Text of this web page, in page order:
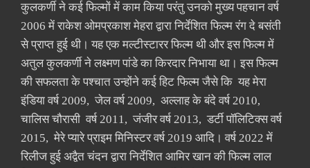
कुलकर्णी ने कई फिल्मों में काम किया परंतु उनको मुख्य पहचान वर्ष
2006 में राकेश ओमप्रकाश मेहरा द्वारा निर्देशित फिल्म रंग दे बसंती
से प्राप्त हुई थी। यह एक मल्टीस्टारर फिल्म थी और इस फिल्म में
अतुल कुलकर्णी ने लक्ष्मण पांडे का किरदार निभाया था। इस फिल्म
की सफलता के पश्चात उन्होंने कई हिट फिल्म जैसे कि यह मेरा
इंडिया वर्ष 2009, जेल वर्ष 2009, अल्लाह के बंदे वर्ष 2010,
चालिस चौरासी वर्ष 2011, जंजीर वर्ष 2013, डर्टी पॉलिटिक्स वर्ष
2015, मेरे प्यारे प्राइम मिनिस्टर वर्ष 2019 आदि। वर्ष 2022 में
रिलीज हुई अद्वैत चंदन द्वारा निर्देशित आमिर खान की फिल्म लाल